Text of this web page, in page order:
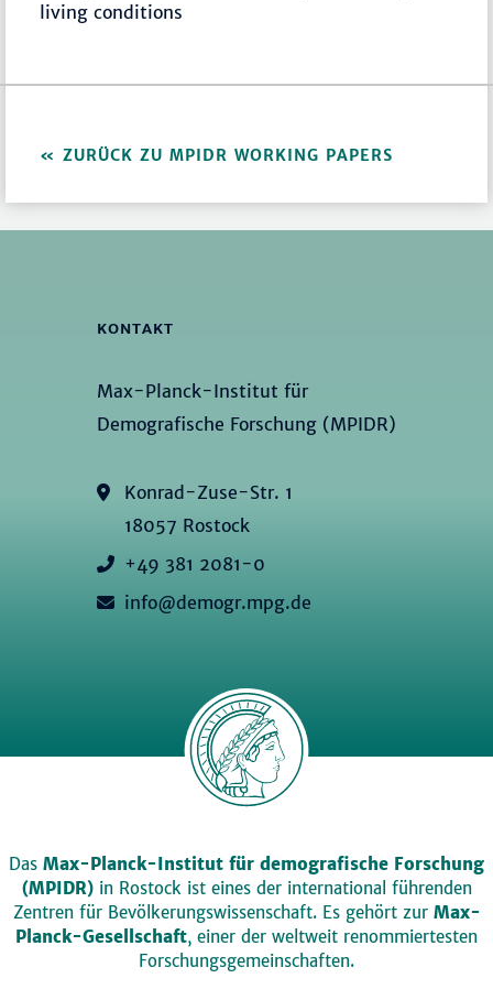
living conditions
ZURÜCK ZU MPIDR WORKING PAPERS
KONTAKT
Max-Planck-Institut für
Demografische Forschung (MPIDR)
Konrad-Zuse-Str. 1
18057 Rostock
+49 381 2081-0
info@demogr.mpg.de
Das Max-Planck-Institut für demografische Forschung
(MPIDR)in Rostock ist eines der international führenden
Zentren für Bevölkerungswissenschaft. Es gehört zur Max-
Planck-Gesellschaft, einer der weltweit renommiertesten
Forschungsgemeinschaften.